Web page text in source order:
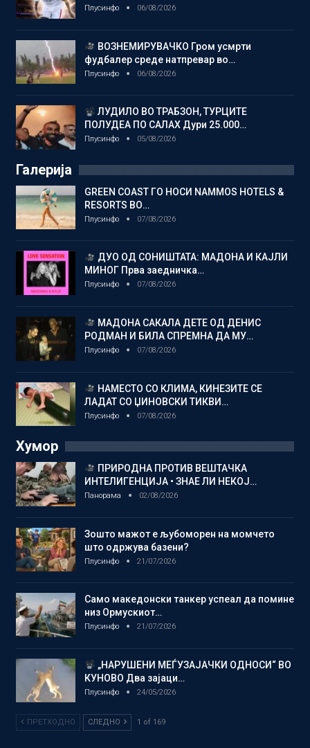
Плусинфо 06/08/2026
ВОЗНЕМИРУВАЧКО Гром усмрти
фудбалер среде натпревар во…
Плусинфо 06/08/2026
ЛУДИЛО ВО ТРАБЗОН, ТУРЦИТЕ
ПОЛУДЕА ПО САЛАХ Дури 25.000…
Плусинфо 05/08/2026
Галерија
GREEN COAST ГО НОСИ NAMMOS HOTELS &
RESORTS ВО…
Плусинфо 07/08/2026
ДУО ОД СОНИШТАТА: МАДОНА И КАЈЛИ
МИНОГ Прва заедничка…
Плусинфо 07/08/2026
МАДОНА САКАЛА ДЕТЕ ОД ДЕНИС
РОДМАН И БИЛА СПРЕМНА ДА МУ…
Плусинфо 07/08/2026
НАМЕСТО СО КЛИМА, КИНЕЗИТЕ СЕ
ЛАДАТ СО ЏИНОВСКИ ТИКВИ…
Плусинфо 07/08/2026
Хумор
ПРИРОДНА ПРОТИВ ВЕШТАЧКА
ИНТЕЛИГЕНЦИЈА • ЗНАЕ ЛИ НЕКОЈ…
Панорама 02/08/2026
Зошто мажот е љубоморен на момчето
што одржува базени?
Плусинфо 21/07/2026
Само македонски танкер успеал да помине
низ Ормускиот…
Плусинфо 21/07/2026
„НАРУШЕНИ МЕЃУЗАЈАЧКИ ОДНОСИ“ ВО
КУНОВО Два зајаци…
Плусинфо 24/05/2026
ПРЕТХОДНО СЛЕДНО 1 of 169